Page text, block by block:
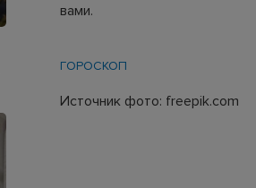
вами.
ГОРОСКОП
Источник фото: freepik.com